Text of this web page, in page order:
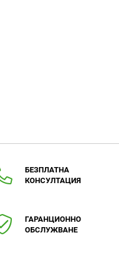
БЕЗПЛАТНА
КОНСУЛТАЦИЯ
ГАРАНЦИОННО
ОБСЛУЖВАНЕ